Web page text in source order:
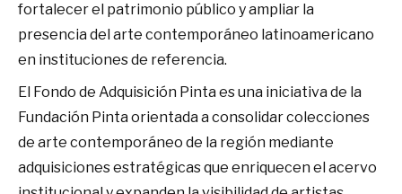
fortalecer el patrimonio público y ampliar la
presencia del arte contemporáneo latinoamericano
en instituciones de referencia.
El Fondo de Adquisición Pinta es una iniciativa de la
Fundación Pinta orientada a consolidar colecciones
de arte contemporáneo de la región mediante
adquisiciones estratégicas que enriquecen el acervo